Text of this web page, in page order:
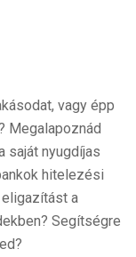
vagy épp
Megalapoznád
saját nyugdíjas
hitelezési
a
Segítségre